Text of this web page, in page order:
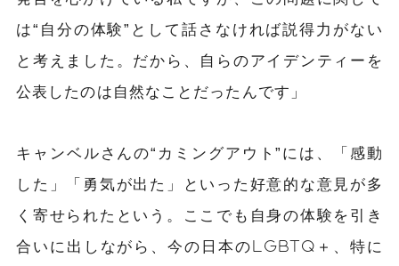
は“自分の体験”として話さなければ説得力がない
と考えました。だから、自らのアイデンティーを
公表したのは自然なことだったんです」
キャンベルさんの“カミングアウト”には、「感動
した」「勇気が出た」といった好意的な意見が多
く寄せられたという。ここでも自身の体験を引き
合いに出しながら、今の日本のLGBTQ＋、特に